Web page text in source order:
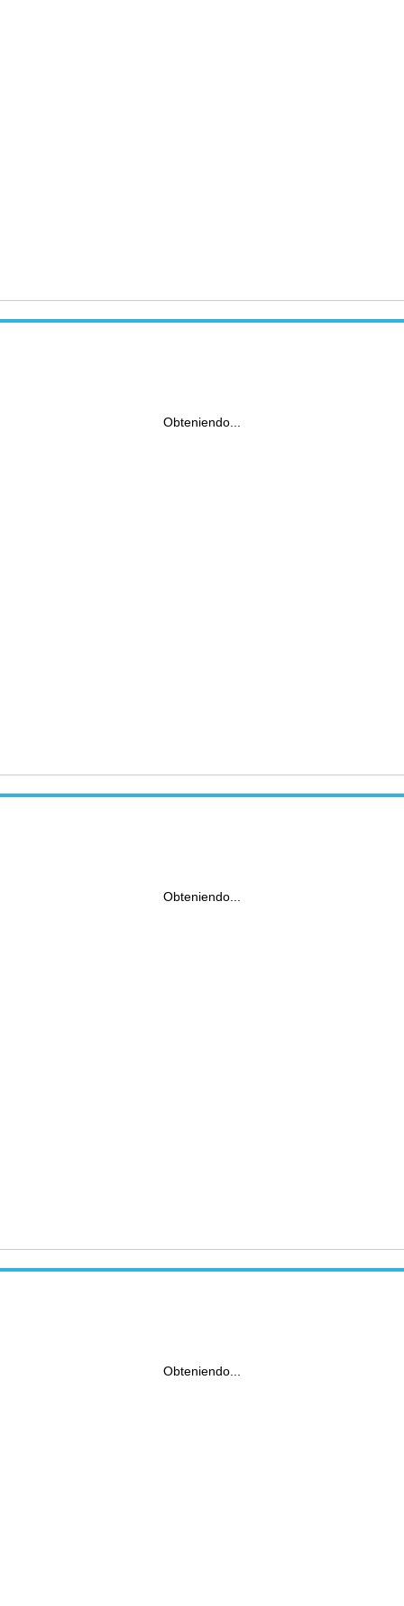
Obteniendo...
Obteniendo...
Obteniendo...